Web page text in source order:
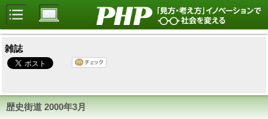
雑誌
歴史街道 2000年3月